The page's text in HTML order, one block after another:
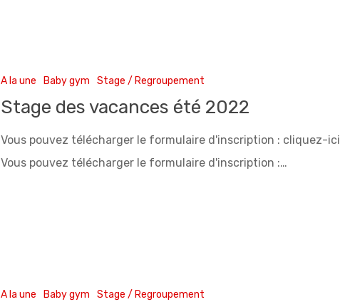
A la une Baby gym Stage / Regroupement
Stage des vacances été 2022
Vous pouvez télécharger le formulaire d'inscription : cliquez-ici
Vous pouvez télécharger le formulaire d'inscription :…
A la une Baby gym Stage / Regroupement